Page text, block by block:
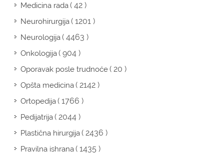
Medicina rada( 42 )
Neurohirurgija( 1201 )
Neurologija( 4463 )
Onkologija( 904 )
Oporavak posle trudnoće( 20 )
Opšta medicina( 2142 )
Ortopedija( 1766 )
Pedijatrija( 2044 )
Plastična hirurgija( 2436 )
Pravilna ishrana( 1435 )